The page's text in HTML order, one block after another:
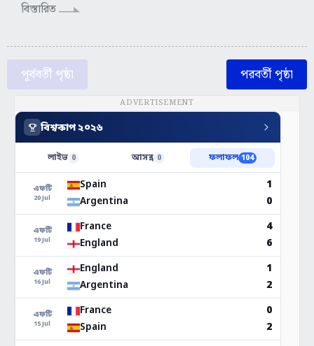
বিস্তারিত
পূর্ববর্তী পৃষ্ঠা পরবর্তী পৃষ্ঠা
ADVERTISEMENT